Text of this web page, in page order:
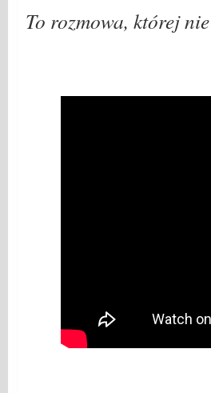
To rozmowa, której